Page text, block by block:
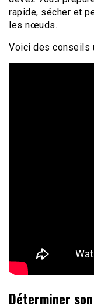
rapide, sécher et
les nœuds.
Voici des conseils
Déterminer